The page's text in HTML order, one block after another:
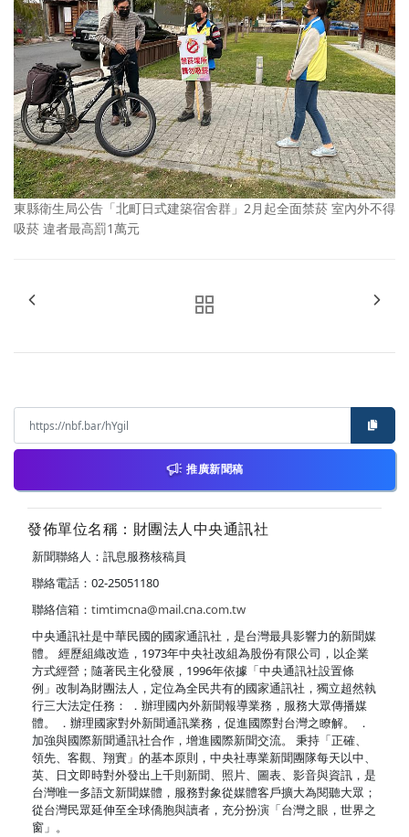
東縣衛生局公告「北町日式建築宿舍群」2月起全面禁菸 室內外不得
吸菸 違者最高罰1萬元
推廣新聞稿
發佈單位名稱：財團法人中央通訊社
新聞聯絡人：訊息服務核稿員
聯絡電話：02-25051180
聯絡信箱： timtimcna@mail.cna.com.tw
中央通訊社是中華民國的國家通訊社，是台灣最具影響力的新聞媒
體。 經歷組織改造，1973年中央社改組為股份有限公司，以企業
方式經營；隨著民主化發展，1996年依據「中央通訊社設置條
例」改制為財團法人，定位為全民共有的國家通訊社，獨立超然執
行三大法定任務： ．辦理國內外新聞報導業務，服務大眾傳播媒
體。 ．辦理國家對外新聞通訊業務，促進國際對台灣之瞭解。 ．
加強與國際新聞通訊社合作，增進國際新聞交流。 秉持「正確、
領先、客觀、翔實」的基本原則，中央社專業新聞團隊每天以中、
英、日文即時對外發出上千則新聞、照片、圖表、影音與資訊，是
台灣唯一多語文新聞媒體，服務對象從媒體客戶擴大為閱聽大眾；
從台灣民眾延伸至全球僑胞與讀者，充分扮演「台灣之眼，世界之
窗」。